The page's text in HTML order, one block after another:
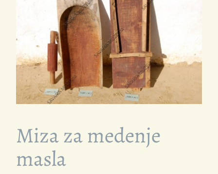
Miza za medenje
masla